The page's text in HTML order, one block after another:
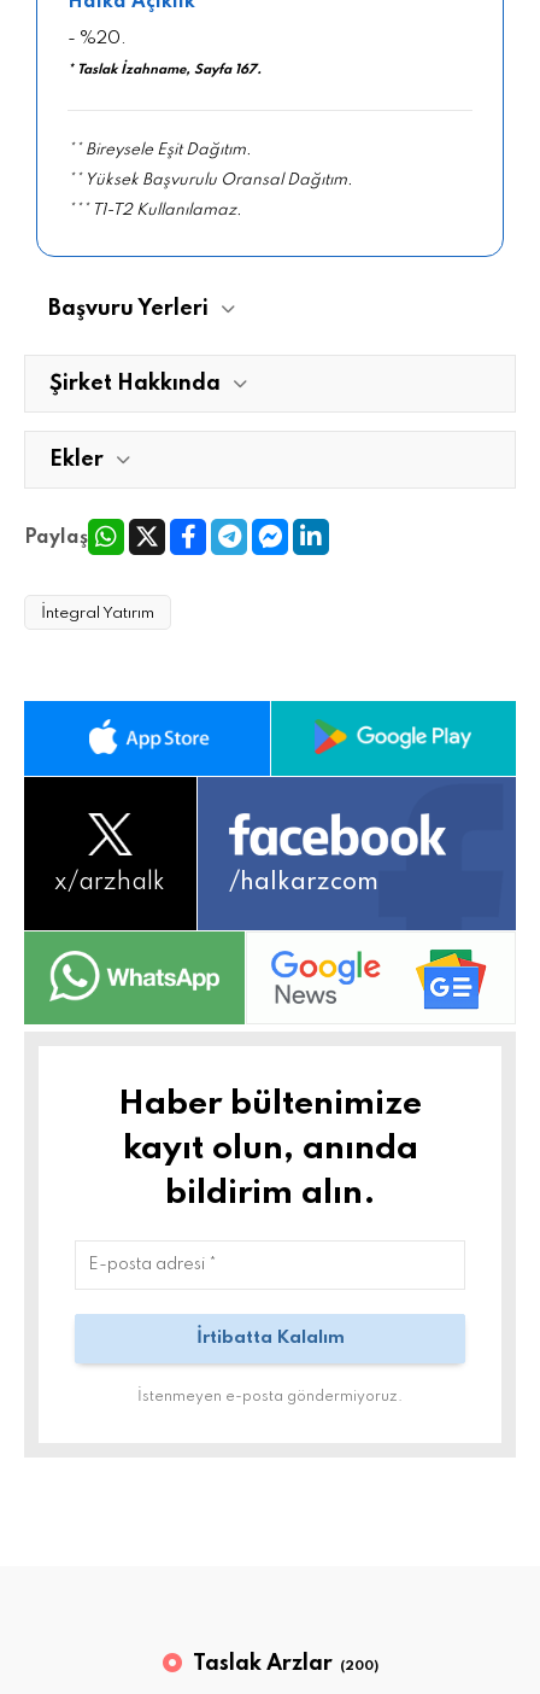
- %20.
* Taslak İzahname, Sayfa 167.
** Bireysele Eşit Dağıtım.
** Yüksek Başvurulu Oransal Dağıtım.
*** T1-T2 Kullanılamaz.
Başvuru Yerleri
Şirket Hakkında
Ekler
Paylaş
İntegral Yatırım
x/arzhalk /halkarzcom
Haber bültenimize
kayıt olun, anında
bildirim alın.
İstenmeyen e-posta göndermiyoruz.
Taslak Arzlar (200)